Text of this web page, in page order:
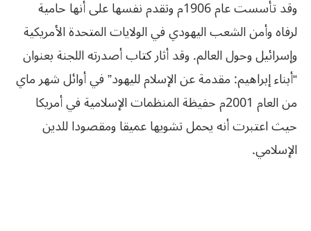
وقد تأسست عام 1906م وتقدم نفسها على أنها حامية
لرفاه وأمن الشعباليهودي في الولايات المتحدة الأمريكية
وإسرائيل وحول العالم.وقد أثار كتابأصدرته اللجنة بعنوان
“أبناء إبراهيم: مقدمة عن الإسلام لليهود” في أوائل شهر ماي
من العام 2001م حفيظة المنظمات الإسلامية في أمريكا
حيث اعتبرت أنه يحمل تشويهاعميقا ومقصودا للدين
الإسلامي.